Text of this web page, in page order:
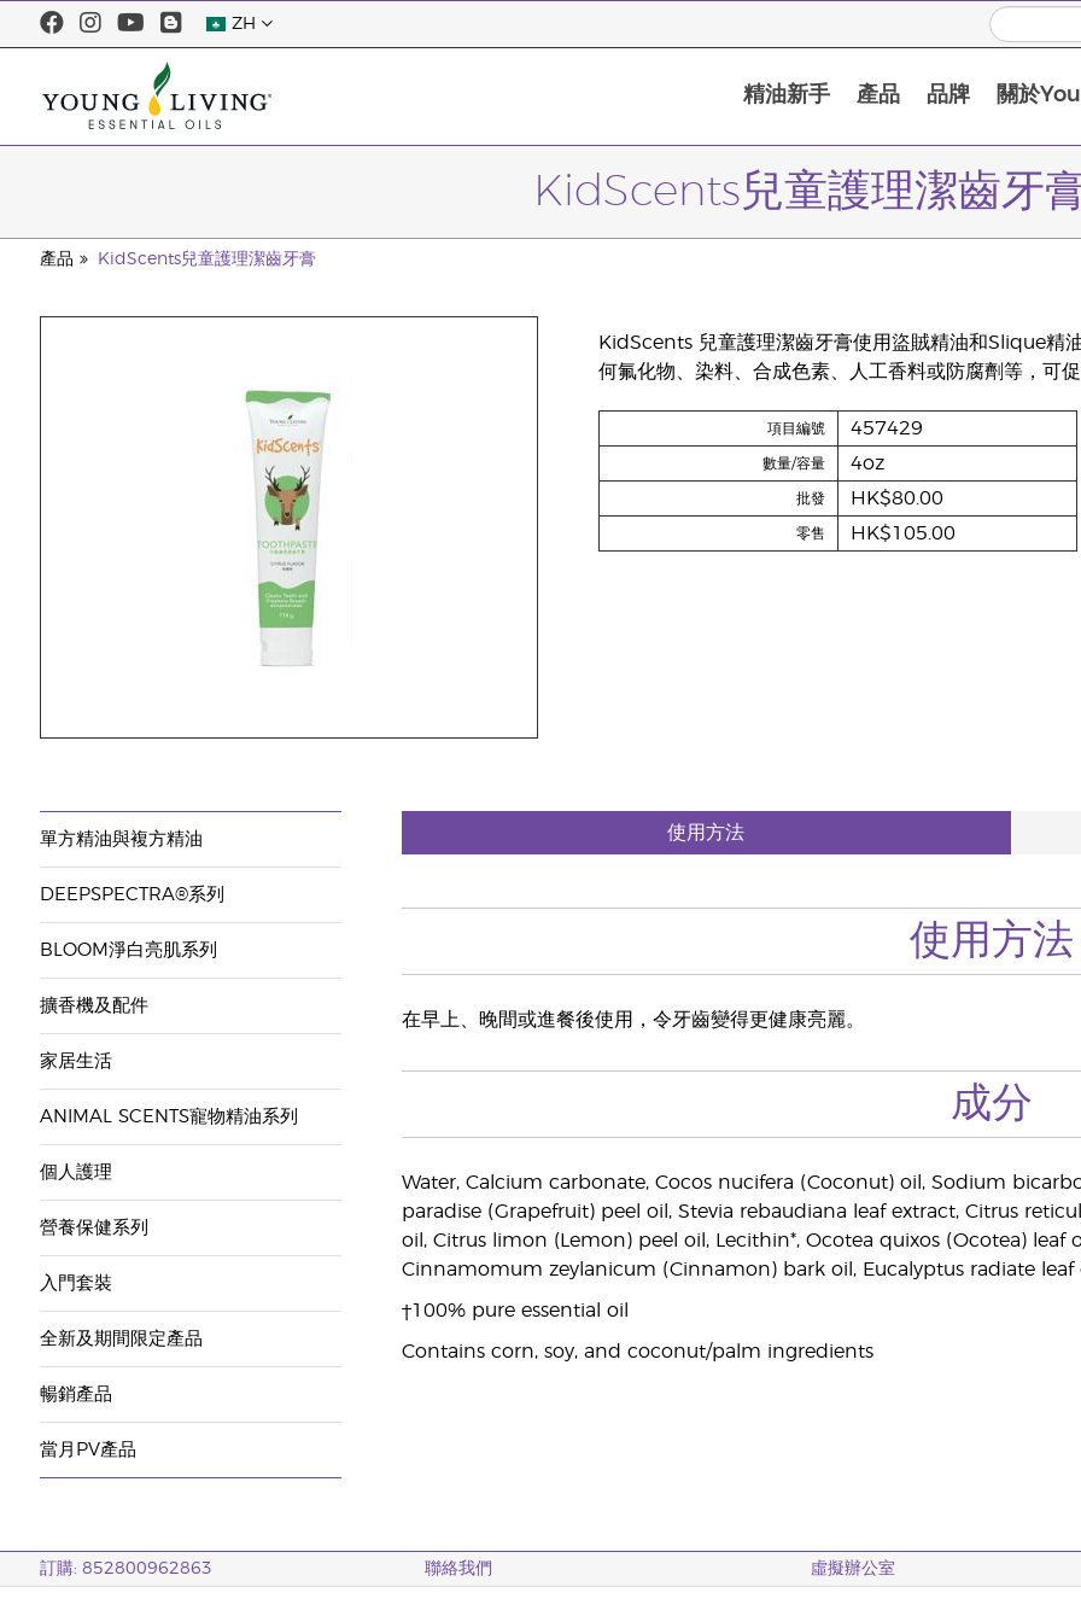
ZH
精油新手 產品 品牌 關於
KidScents兒童護理潔齒牙
產品 KidScents兒童護理潔齒牙膏
KidScents 兒童護理潔齒牙膏使用盜賊精油和Slique精
何氟化物、染料、合成色素、人工香料或防腐劑等，可
項目編號 457429
數量/容量 4oz
批發 HK$80.00
零售 HK$105.00
單方精油與複方精油
DEEPSPECTRA®系列
BLOOM淨白亮肌系列
擴香機及配件
家居生活
ANIMAL SCENTS寵物精油系列
個人護理
營養保健系列
入門套裝
全新及期間限定產品
暢銷產品
當月PV產品
使用方法
使用方法
在早上、晚間或進餐後使用，令牙齒變得更健康亮麗。
成分
Water, Calcium carbonate, Cocos nucifera (Coconut) oil, Sodium
paradise (Grapefruit) peel oil, Stevia rebaudiana leaf extract, Citrus
oil, Citrus limon (Lemon) peel oil, Lecithin*, Ocotea quixos (Ocotea) leaf
Cinnamomum zeylanicum (Cinnamon) bark oil, Eucalyptus radiate leaf
†100% pure essential oil
Contains corn, soy, and coconut/palm ingredients
訂購: 852800962863 聯絡我們 虛擬辦公室